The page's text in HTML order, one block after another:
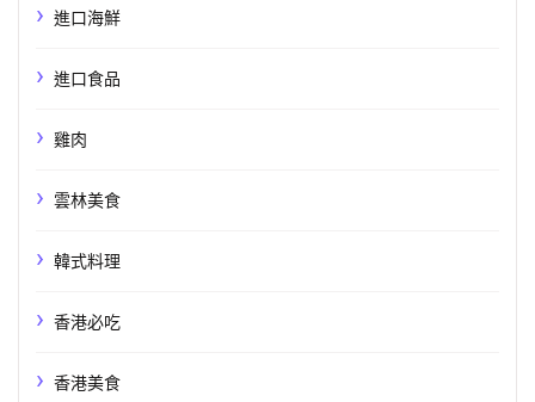
進口海鮮
進口食品
雞肉
雲林美食
韓式料理
香港必吃
香港美食